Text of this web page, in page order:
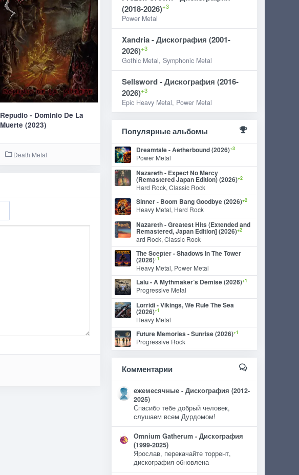
Repudio - Dominio De La
Muerte (2023)
Death Metal
(2018-2026)+3
Power Metal
Xandria - Дискография (2001-
2026)+3
Gothic Metal, Symphonic Metal
Sellsword - Дискография (2016-
2026)+3
Epic Heavy Metal, Power Metal
Популярные альбомы
Dreamtale - Aetherbound (2026)+3
Power Metal
Nazareth - Expect No Mercy
(Remastered Japan Edition) (2026)+2
Hard Rock, Classic Rock
Sinner - Boom Bang Goodbye (2026)+2
Heavy Metal, Hard Rock
Nazareth - Greatest Hits (Extended and
Remastered, Japan Edition] (2026)+2
ard Rock, Classic Rock
The Scepter - Shadows In The Tower
(2026)+1
Heavy Metal, Power Metal
Lalu - A Mythmaker’s Demise (2026)+1
Progressive Metal
Lorridi - Vikings, We Rule The Sea
(2026)+1
Heavy Metal
Future Memories - Sunrise (2026)+1
Progressive Rock
Комментарии
ежемесячные - Дискография (2012-
2025)
Спасибо тебе добрый человек,
слушаем всем Дурдомом!
Omnium Gatherum - Дискография
(1999-2025)
Ярослав, перекачайте торрент,
дискография обновлена